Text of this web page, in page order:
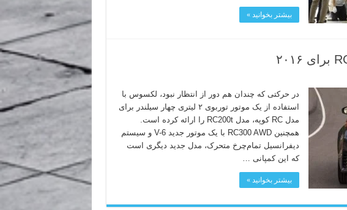
بیشتر بخوانید »
در حرکتی که چندان هم دور از انتظار نبود، لکسوس با
استفاده از یک موتور توربوی ۲ لیتری چهار سیلندر برای
مدل RC کوپه، مدل RC200t را ارائه کرده است.
همچنین RC300 AWD با یک موتور جدید V-6 و سیستم
دیفرانسیل تمام‌چرخ متحرک، مدل جدید دیگری است
که این کمپانی …
بیشتر بخوانید »